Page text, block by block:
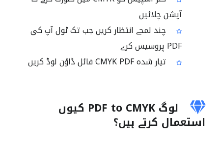
آپشن چلائیں
چند لمحے انتظار کریں جب تک ٹول آپ کی
PDF پروسیس کرے
تیار شدہ CMYK PDF فائل ڈاؤن لوڈ کریں
لوگ PDF to CMYK کیوں
استعمال کرتے ہیں؟